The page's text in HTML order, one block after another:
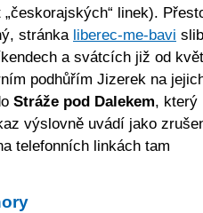
linek).
stránka liberec-me-bavi
a svátcích již od
podhůřím Jizerek na
Stráže pod Dalekem, který
výslovně uvádí jako
telefonních linkách tam